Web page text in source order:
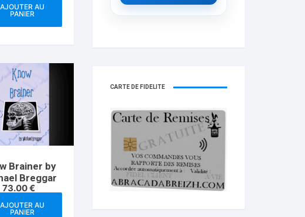
AJOUTER AU
PANIER
Brainer by
Breggar
73.00€
AJOUTER AU
PANIER
CARTE DE FIDELITÉ